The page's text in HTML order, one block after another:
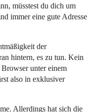
müsstest du dich um
immer eine gute Adresse
der
hintern, es zu tun. Kein
unter einem
also in exklusiver
Allerdings hat sich die